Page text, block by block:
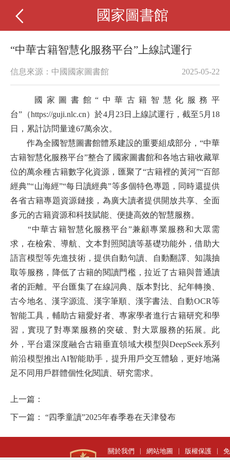
國家圖書館
“中華古籍智慧化服務平台”上線試運行
信息來源：中國國家圖書館 2025-05-22
國家圖書館“中華古籍智慧化服務平
台”（https://guji.nlc.cn）於4月23日上線試運行，截至5月18
日，累計訪問量達67萬余次。
作為全國智慧圖書館體系建設的重要組成部分，“中華
古籍智慧化服務平台”整合了國家圖書館和各地古籍收藏單
位的萬余種古籍數字化資源，匯聚了“古籍裡的黃河”“百部
經典”“山海經”“每日讀經典”等多個特色專題，同時還提供
各省古籍專題資源鏈接，為廣大讀者提供開放共享、全面
多元的古籍資源和科技賦能、便捷高效的智慧服務。
“中華古籍智慧化服務平台”兼顧專業服務和大眾需
求，在檢索、導航、文本對照閱讀等基礎功能外，借助大
語言模型等先進技術，提供自動句讀、自動翻譯、知識抽
取等服務，降低了古籍的閱讀門檻，拉近了古籍與普通讀
者的距離。平台匯集了在線詞典、版本對比、紀年轉換、
古今地名、漢字源流、漢字筆順、漢字書法、自動OCR等
智能工具，輔助古籍愛好者、專家學者進行古籍研究和學
習，實現了對專業服務的突破、對大眾服務的拓展。此
外，平台還深度融合古籍垂直領域大模型與DeepSeek系列
前沿模型推出AI智能助手，提升用戶交互體驗，更好地滿
足不同用戶群體個性化閱讀、研究需求。
上一篇：
下一篇： “四季童讀”2025年春季卷在天津發布